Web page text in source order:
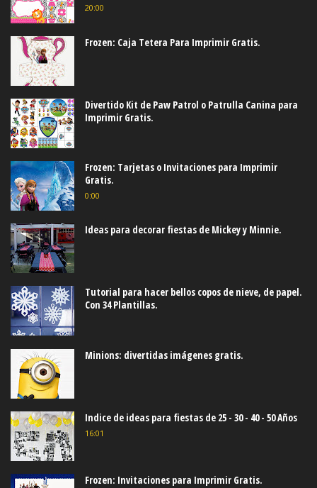
20:00
Frozen: Caja Tetera Para Imprimir Gratis.
Divertido Kit de Paw Patrol o Patrulla Canina para
Imprimir Gratis.
Frozen: Tarjetas o Invitaciones para Imprimir
Gratis.
0:00
Ideas para decorar fiestas de Mickey y Minnie.
Tutorial para hacer bellos copos de nieve, de papel.
Con 34 Plantillas.
Minions: divertidas imágenes gratis.
Indice de ideas para fiestas de 25 - 30 - 40 - 50 Años
16:01
Frozen: Invitaciones para Imprimir Gratis.